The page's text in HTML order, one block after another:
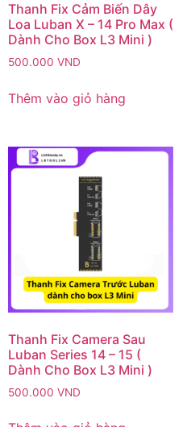
Thanh Fix Cảm Biến Dây
Loa Luban X – 14 Pro Max (
Dành Cho Box L3 Mini )
500.000 VND
Thêm vào giỏ hàng
Thanh Fix Camera Sau
Luban Series 14 – 15 (
Dành Cho Box L3 Mini )
500.000 VND